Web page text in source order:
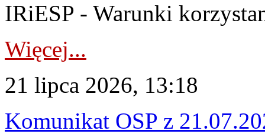
IRiESP - Warunki
Więcej...
21 lipca 2026, 13:18
Komunikat OSP z